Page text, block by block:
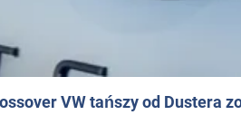
VW tańszy od Dustera